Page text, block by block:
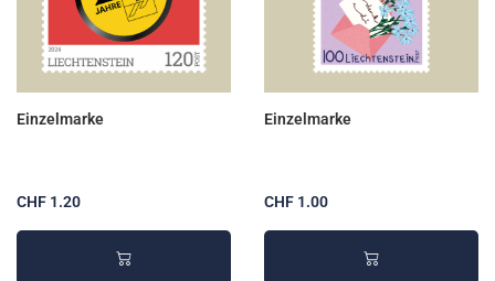
Einzelmarke
CHF 1.20
Einzelmarke
CHF 1.00